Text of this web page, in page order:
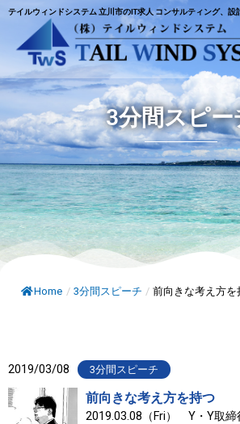
テイルウィンドシステム 立川市のIT求人 コンサルティング、設
3分間スピー
Home / 3分間スピーチ / 前向きな考え方を
2019/03/08 3分間スピーチ
前向きな考え方を持つ
2019.03.08（Fri） Y・Y取